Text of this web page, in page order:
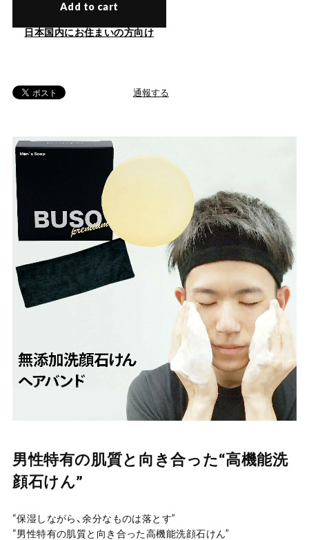
Add to cart
日本国内にお住まいの方向け
通報する
男性特有の肌質と向き合った“高機能洗
顔石けん”
“保湿しながら、余分なものは落とす”
“男性特有の肌質と向き合った高機能洗顔石けん”